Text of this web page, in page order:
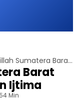
Lajnah Imaillah Sumatera Barat sukses mengadakan Ijtima
Barat
Ijtima
4 Min